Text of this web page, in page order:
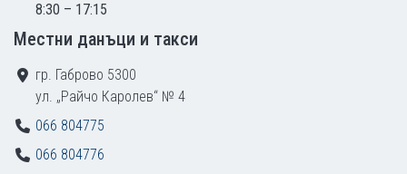
8:30 – 17:15
Местни данъци и такси
гр. Габрово 5300
ул. „Райчо Каролев“ № 4
066 804775
066 804776